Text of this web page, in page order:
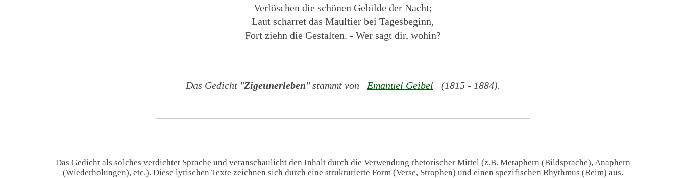
Verlöschen die schönen Gebilde der Nacht;
Laut scharret das Maultier bei Tagesbeginn,
Fort ziehn die Gestalten. - Wer sagt dir, wohin?
Das Gedicht "Zigeunerleben" stammt von Emanuel Geibel (1815 - 1884).
Das Gedicht als solches verdichtet Sprache und veranschaulicht den Inhalt durch die Verwendung rhetorischer Mittel (z.B. Metaphern (Bildsprache), Anaphern
(Wiederholungen), etc.). Diese lyrischen Texte zeichnen sich durch eine strukturierte Form (Verse, Strophen) und einen spezifischen Rhythmus (Reim) aus.